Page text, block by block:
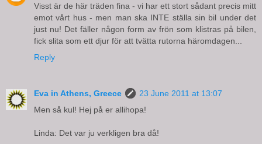
Visst är de här träden fina - vi har ett stort sådant precis mitt
emot vårt hus - men man ska INTE ställa sin bil under det
just nu! Det fäller någon form av frön som klistras på bilen,
fick slita som ett djur för att tvätta rutorna häromdagen...
Reply
Eva in Athens, Greece
23 June 2011 at 13:07
Men så kul! Hej på er allihopa!
Linda: Det var ju verkligen bra då!